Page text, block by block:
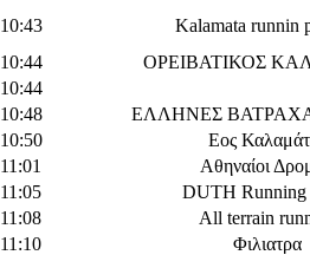
10:43
Kalamata runnin
10:44
ΟΡΕΙΒΑΤΙΚΟΣ
10:44
10:48
ΕΛΛΗΝΕΣ
10:50
Εος
11:01
Αθηναίοι
11:05
DUTH Running
11:08
All terrain
11:10
Φιλιατρα